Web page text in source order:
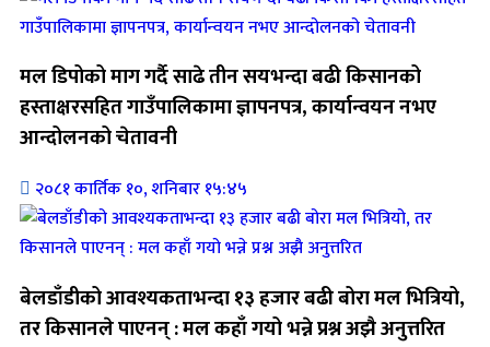
मल डिपोको माग गर्दै साढे तीन सयभन्दा बढी किसानको
हस्ताक्षरसहित गाउँपालिकामा ज्ञापनपत्र, कार्यान्वयन नभए
आन्दोलनको चेतावनी
२०८१ कार्तिक १०, शनिबार १५:४५
बेलडाँडीको आवश्यकताभन्दा १३ हजार बढी बोरा मल भित्रियो,
तर किसानले पाएनन् : मल कहाँ गयो भन्ने प्रश्न अझै अनुत्तरित